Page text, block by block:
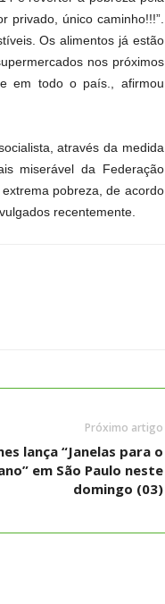
privado, único caminho!!!”.
Os alimentos já estão
nos próximos
em todo o país., afirmou
através da medida
miserável da Federação
pobreza, de acordo
recentemente.
Próximo artigo
lança “Janelas para o
em São Paulo neste
domingo (03)